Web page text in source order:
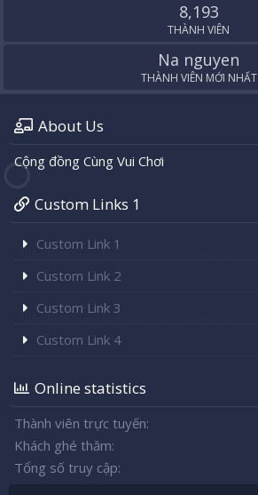
8,193
THÀNH VIÊN
Na nguyen
THÀNH VIÊN MỚI NHẤT
About Us
Cộng đồng Cùng Vui Chơi
Custom Links 1
Custom Link 1
Custom Link 2
Custom Link 3
Custom Link 4
Online statistics
Thành viên trực tuyến
Khách ghé thăm
Tổng số truy cập